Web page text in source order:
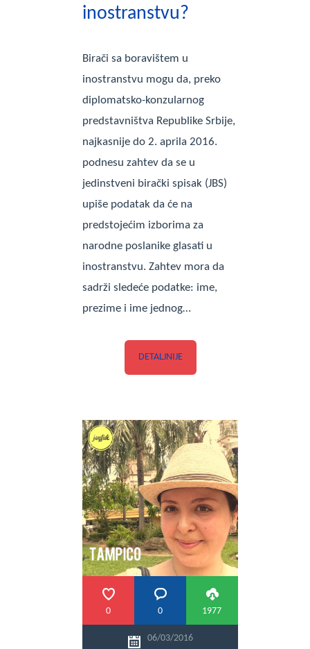
inostranstvu?
Birači sa boravištem u
inostranstvu mogu da, preko
diplomatsko-konzularnog
predstavništva Republike Srbije,
najkasnije do 2. aprila 2016.
podnesu zahtev da se u
jedinstveni birački spisak (JBS)
upiše podatak da će na
predstojećim izborima za
narodne poslanike glasati u
inostranstvu. Zahtev mora da
sadrži sledeće podatke: ime,
prezime i ime jednog…
DETALJNIJE
0 0 1977
06/03/2016